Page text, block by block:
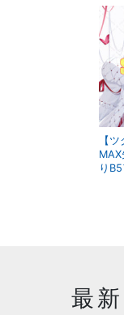
【
り
最